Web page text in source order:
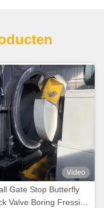
Video
Gate Stop Butterfly
Valve Boring Fressing